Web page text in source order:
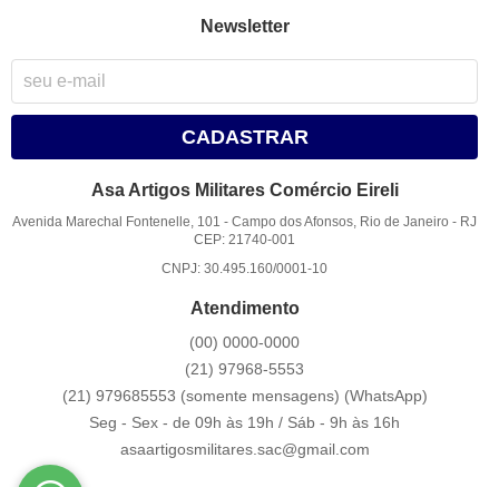
Newsletter
CADASTRAR
Asa Artigos Militares Comércio Eireli
Avenida Marechal Fontenelle, 101 -Campo dos Afonsos, Rio de Janeiro - RJ
CEP: 21740-001
CNPJ: 30.495.160/0001-10
Atendimento
(00) 0000-0000
(21) 97968-5553
(21) 979685553 (somente mensagens) (WhatsApp)
Seg - Sex - de 09h às 19h / Sáb - 9h às 16h
asaartigosmilitares.sac@gmail.com